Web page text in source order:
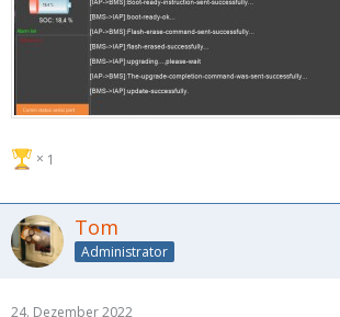
1
Tom
Administrator
24. Dezember 2022